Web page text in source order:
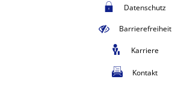
Datenschutz
Barrierefreiheit
Karriere
Kontakt